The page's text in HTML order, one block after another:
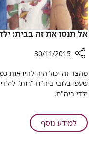
אל תנסו את זה בבית:
שיתוף
תנסו
בבית:
30/11/2015
מהצד זה יכול היה להיראות
שעפו בלובי ביה"ח "רות"
ילדי ביה"ח.
למידע נוסףעל
אל